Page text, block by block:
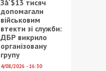
За $13 тисяч
допомагали
військовим
втекти зі служби:
ДБР викрило
організовану
групу
4/08/2026 - 16:30